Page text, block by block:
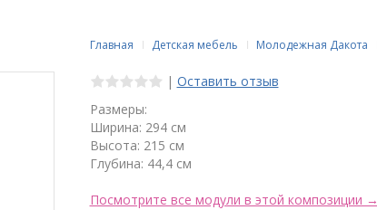
Главная Детская мебель Молодежная Дакота
| Оставить отзыв
Размеры:
Ширина: 294 см
Высота: 215 см
Глубина: 44,4 см
Посмотрите все модули в этой композиции →